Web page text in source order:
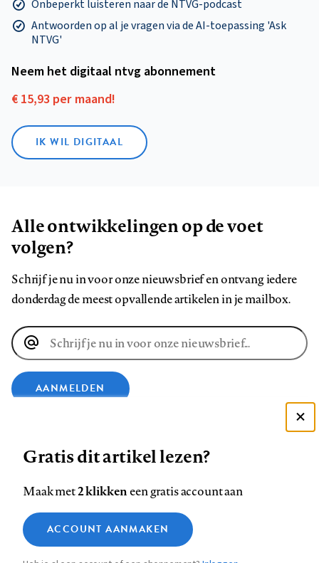
Onbeperkt luisteren naar de NTVG-podcast
Antwoorden op al je vragen via de AI-toepassing 'Ask
NTVG'
Neem het digitaal ntvg abonnement
€ 15,93 per maand!
IK WIL DIGITAAL
Alle ontwikkelingen op de voet
volgen?
Schrijf je nu in voor onze nieuwsbrief en ontvang iedere
donderdag de meest opvallende artikelen in je mailbox.
E-
mailadres
AANMELDEN
op
Facebook
op
LinkedIn
op
Bluesky
ons
op
InstagramYouTube
Footer
Contact Colofon Disclaimer Privacy
Medische vragen verdienen
betrouwbare antwoorden
Zie onze cookie policy
Analytische cookies
Gratis dit artikel lezen?
Maak met2 klikkeneen gratis account aan
ACCOUNT AANMAKEN